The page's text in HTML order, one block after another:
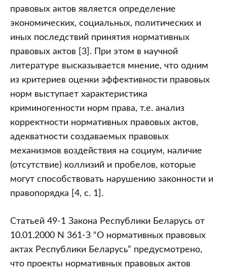
правовых актов является определение
экономических, социальных, политических и
иных последствий принятия нормативных
правовых актов [3]. При этом в научной
литературе высказывается мнение, что одним
из критериев оценки эффективности правовых
норм выступает характеристика
криминогенности норм права, т.е. анализ
корректности нормативных правовых актов,
адекватности создаваемых правовых
механизмов воздействия на социум, наличие
(отсутствие) коллизий и пробелов, которые
могут способствовать нарушению законности и
правопорядка [4, с. 1].
Статьей 49-1 Закона Республики Беларусь от
10.01.2000 N 361-З “О нормативных правовых
актах Республики Беларусь” предусмотрено,
что проекты нормативных правовых актов